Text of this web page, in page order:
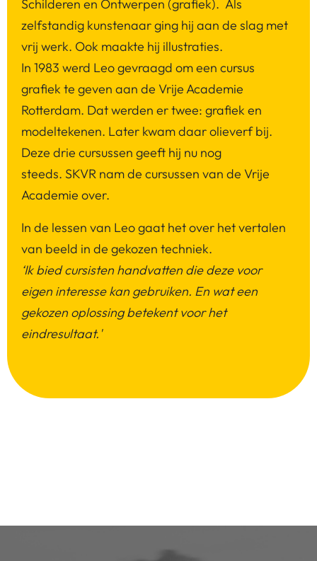
Schilderen en Ontwerpen (grafiek). Als
zelfstandig kunstenaar ging hij aan de slag met
vrij werk. Ook maakte hij illustraties.
In 1983 werd Leo gevraagd om een cursus
grafiek te geven aan de Vrije Academie
Rotterdam. Dat werden er twee: grafiek en
modeltekenen. Later kwam daar olieverf bij.
Deze drie cursussen geeft hij nu nog
steeds. SKVR nam de cursussen van de Vrije
Academie over.
In de lessen van Leo gaat het over het vertalen
van beeld in de gekozen techniek.
‘Ik bied cursisten handvatten die deze voor
eigen interesse kan gebruiken. En wat een
gekozen oplossing betekent voor het
eindresultaat.'